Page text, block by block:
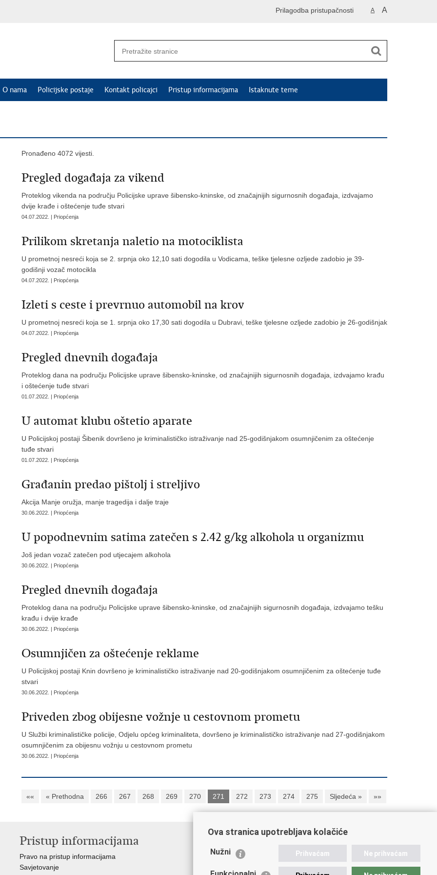
A A
Prilagodba pristupačnosti
O nama Policijske postaje Kontakt policajci Pristup informacijama Istaknute teme
Pronađeno 4072 vijesti.
Pregled događaja za vikend
Proteklog vikenda na području Policijske uprave šibensko-kninske, od značajnijih sigurnosnih događaja, izdvajamo
dvije krađe i oštećenje tuđe stvari
04.07.2022. | Priopćenja
Prilikom skretanja naletio na motociklista
U prometnoj nesreći koja se 2. srpnja oko 12,10 sati dogodila u Vodicama, teške tjelesne ozljede zadobio je 39-
godišnji vozač motocikla
04.07.2022. | Priopćenja
Izleti s ceste i prevrnuo automobil na krov
U prometnoj nesreći koja se 1. srpnja oko 17,30 sati dogodila u Dubravi, teške tjelesne ozljede zadobio je 26-godišnjak
04.07.2022. | Priopćenja
Pregled dnevnih događaja
Proteklog dana na području Policijske uprave šibensko-kninske, od značajnijih sigurnosnih događaja, izdvajamo krađu
i oštećenje tuđe stvari
01.07.2022. | Priopćenja
U automat klubu oštetio aparate
U Policijskoj postaji Šibenik dovršeno je kriminalističko istraživanje nad 25-godišnjakom osumnjičenim za oštećenje
tuđe stvari
01.07.2022. | Priopćenja
Građanin predao pištolj i streljivo
Akcija Manje oružja, manje tragedija i dalje traje
30.06.2022. | Priopćenja
U popodnevnim satima zatečen s 2.42 g/kg alkohola u organizmu
Još jedan vozač zatečen pod utjecajem alkohola
30.06.2022. | Priopćenja
Pregled dnevnih događaja
Proteklog dana na području Policijske uprave šibensko-kninske, od značajnijih sigurnosnih događaja, izdvajamo tešku
krađu i dvije krađe
30.06.2022. | Priopćenja
Osumnjičen za oštećenje reklame
U Policijskoj postaji Knin dovršeno je kriminalističko istraživanje nad 20-godišnjakom osumnjičenim za oštećenje tuđe
stvari
30.06.2022. | Priopćenja
Priveden zbog obijesne vožnje u cestovnom prometu
U Službi kriminalističke policije, Odjelu općeg kriminaliteta, dovršeno je kriminalističko istraživanje nad 27-godišnjakom
osumnjičenim za obijesnu vožnju u cestovnom prometu
30.06.2022. | Priopćenja
«« « Prethodna 266 267 268 269 270 271 272 273 274 275 Sljedeća » »»
Pristup informacijama
Pravo na pristup informacijama
Savjetovanje
Važne poveznice
Ministarstvo unutarnjih poslova
Ova stranica upotrebljava kolačiće
Nužni Prihvaćam Ne prihvaćam